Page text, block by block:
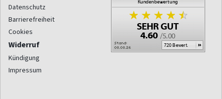
Datenschutz
Barrierefreiheit
Cookies
Widerruf
Kündigung
Impressum